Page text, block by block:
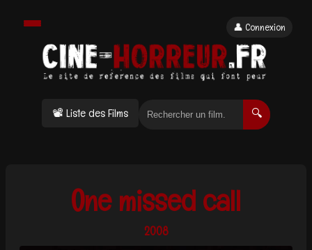
📽 Liste des Films 🔍
👤 Connexion
One missed call
2008